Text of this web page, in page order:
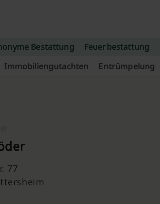
Bestattung Feuerbestattung
Immobiliengutachten Entrümpelung
77